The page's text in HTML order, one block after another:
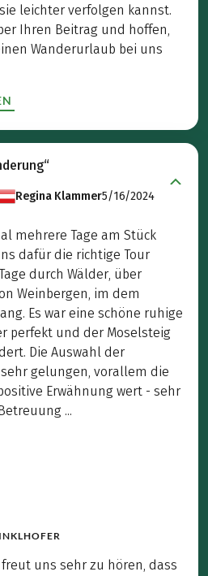
leichter verfolgen kannst.
Ihren Beitrag und hoffen,
Wanderurlaub bei uns
Regina Klammer5/16/2024
mehrere Tage am Stück
dafür die richtige Tour
durch Wälder, über
Weinbergen, im dem
Es war eine schöne ruhige
perfekt und der Moselsteig
Die Auswahl der
gelungen, vorallem die
Erwähnung wert - sehr
...
freut uns sehr zu hören, dass